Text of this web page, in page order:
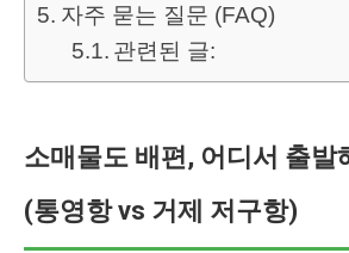
자주 묻는 질문 (FAQ)
관련된 글:
소매물도 배편, 어디서 출발
(통영항 vs 거제 저구항)